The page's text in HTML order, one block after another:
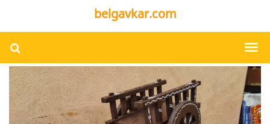
belgavkar.com